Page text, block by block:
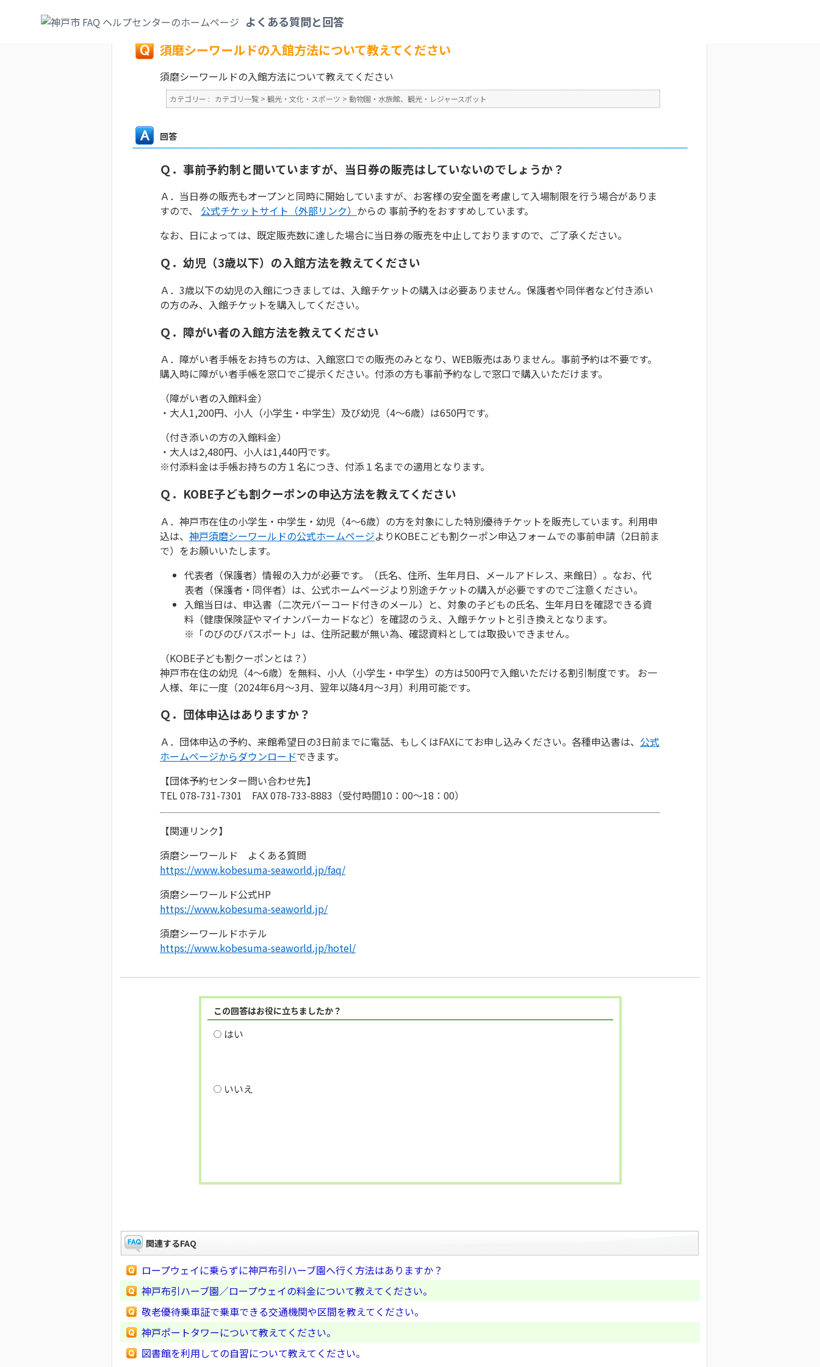
よくある質問と回答
戻る
須磨シーワールドの入館方法について教えてください
須磨シーワールドの入館方法について教えてください
カテゴリー : カテゴリ一覧 > 観光・文化・スポーツ > 動物園・水族館、観光・レジャースポット
回答
Ｑ．事前予約制と聞いていますが、当日券の販売はしていないのでしょうか？
Ａ．当日券の販売もオープンと同時に開始していますが、お客様の安全面を考慮して入場制限を行う場合がありま
すので、 公式チケットサイト（外部リンク） からの 事前予約をおすすめしています。
なお、日によっては、既定販売数に達した場合に当日券の販売を中止しておりますので、ご了承ください。
Ｑ．幼児（3歳以下）の入館方法を教えてください
Ａ．3歳以下の幼児の入館につきましては、入館チケットの購入は必要ありません。保護者や同伴者など付き添い
の方のみ、入館チケットを購入してください。
Ｑ．障がい者の入館方法を教えてください
Ａ．障がい者手帳をお持ちの方は、入館窓口での販売のみとなり、WEB販売はありません。事前予約は不要です。
購入時に障がい者手帳を窓口でご提示ください。付添の方も事前予約なしで窓口で購入いただけます。
（障がい者の入館料金）
・大人1,200円、小人（小学生・中学生）及び幼児（4～6歳）は650円です。
（付き添いの方の入館料金）
・大人は2,480円、小人は1,440円です。
※付添料金は手帳お持ちの方１名につき、付添１名までの適用となります。
Ｑ．KOBE子ども割クーポンの申込方法を教えてください
Ａ．神戸市在住の小学生・中学生・幼児（4～6歳）の方を対象にした特別優待チケットを販売しています。利用申
込は、 神戸須磨シーワールドの公式ホームページよりKOBEこども割クーポン申込フォームでの事前申請（2日前ま
で）をお願いいたします。
代表者（保護者）情報の入力が必要です。（氏名、住所、生年月日、メールアドレス、来館日）。なお、代
表者（保護者・同伴者）は、公式ホームページより別途チケットの購入が必要ですのでご注意ください。
入館当日は、申込書（二次元バーコード付きのメール）と、対象の子どもの氏名、生年月日を確認できる資
料（健康保険証やマイナンバーカードなど）を確認のうえ、入館チケットと引き換えとなります。
※「のびのびパスポート」は、住所記載が無い為、確認資料としては取扱いできません。
（KOBE子ども割クーポンとは？）
神戸市在住の幼児（4～6歳）を無料、小人（小学生・中学生）の方は500円で入館いただける割引制度です。 お一
人様、年に一度（2024年6月～3月、翌年以降4月～3月）利用可能です。
Ｑ．団体申込はありますか？
Ａ．団体申込の予約、来館希望日の3日前までに電話、もしくはFAXにてお申し込みください。各種申込書は、 公式
ホームページからダウンロードできます。
【団体予約センター問い合わせ先】
TEL 078-731-7301 FAX 078-733-8883（受付時間10：00～18：00）
【関連リンク】
須磨シーワールド よくある質問
https://www.kobesuma-seaworld.jp/faq/
須磨シーワールド公式HP
https://www.kobesuma-seaworld.jp/
須磨シーワールドホテル
https://www.kobesuma-seaworld.jp/hotel/
この回答はお役に立ちましたか？
はい
いいえ
関連するFAQ
ロープウェイに乗らずに神戸布引ハーブ園へ行く方法はありますか？
神戸布引ハーブ園／ロープウェイの料金について教えてください。
敬老優待乗車証で乗車できる交通機関や区間を教えてください。
神戸ポートタワーについて教えてください。
図書館を利用しての自習について教えてください。